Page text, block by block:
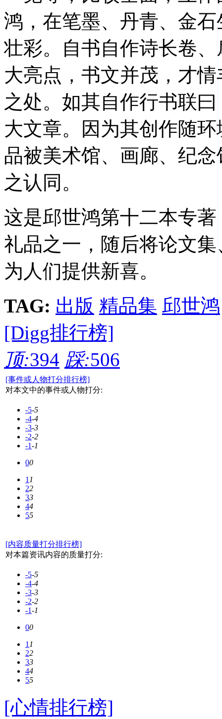
鸿，在笔墨、丹青、金
壮彩。自书自作诗长卷
大亮点，书文并茂，才
之处。如其自作行书联
大文章。因为其创作随
品被美术馆、画廊、纪
之认同。
这是邱世鸿第十二本专
礼品之一，随后将论文
为人们提供新喜。
TAG: 出版 精品集 邱世鸿
[Digg排行榜]
顶:394 踩:506
[事件或人物打分排行榜]
对本文中的事件或人物打分:
-5-5
-4-4
-3-3
-2-2
-1-1
00
11
22
33
44
55
[内容质量打分排行榜]
对本篇资讯内容的质量打分:
-5-5
-4-4
-3-3
-2-2
-1-1
00
11
22
33
44
55
[心情排行榜]